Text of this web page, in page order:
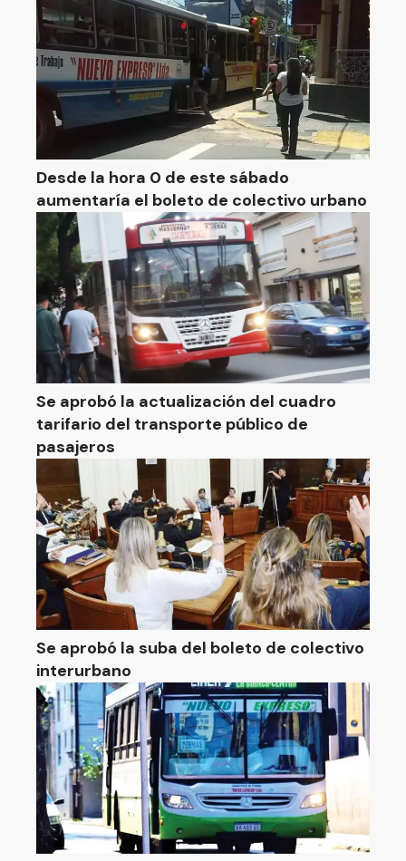
Desde la hora 0 de este sábado
aumentaría el boleto de colectivo urbano
Se aprobó la actualización del cuadro
tarifario del transporte público de
pasajeros
Se aprobó la suba del boleto de colectivo
interurbano